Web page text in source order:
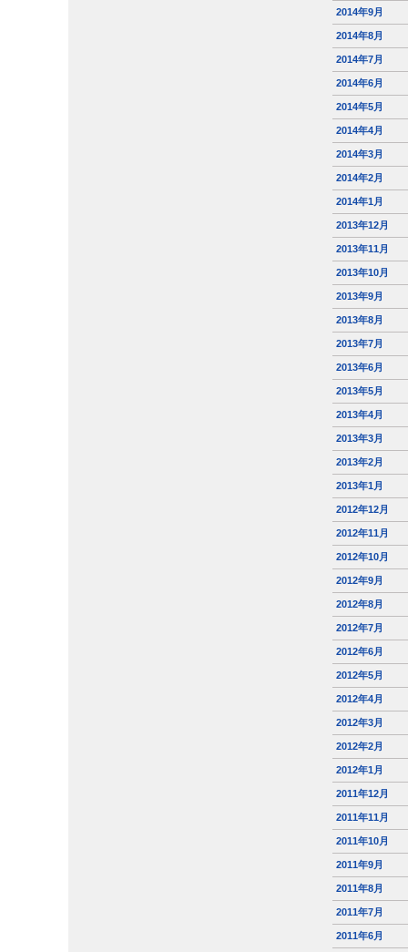
2014年9月
2014年8月
2014年7月
2014年6月
2014年5月
2014年4月
2014年3月
2014年2月
2014年1月
2013年12月
2013年11月
2013年10月
2013年9月
2013年8月
2013年7月
2013年6月
2013年5月
2013年4月
2013年3月
2013年2月
2013年1月
2012年12月
2012年11月
2012年10月
2012年9月
2012年8月
2012年7月
2012年6月
2012年5月
2012年4月
2012年3月
2012年2月
2012年1月
2011年12月
2011年11月
2011年10月
2011年9月
2011年8月
2011年7月
2011年6月